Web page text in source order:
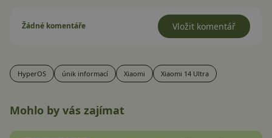
Žádné komentáře Vložit komentář
HyperOS únik informací Xiaomi Xiaomi 14 Ultra
Mohlo by vás zajímat